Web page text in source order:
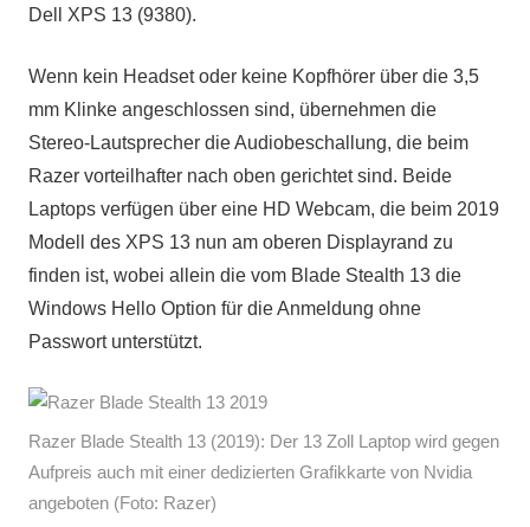
Dell XPS 13 (9380).
Wenn kein Headset oder keine Kopfhörer über die 3,5
mm Klinke angeschlossen sind, übernehmen die
Stereo-Lautsprecher die Audiobeschallung, die beim
Razer vorteilhafter nach oben gerichtet sind. Beide
Laptops verfügen über eine HD Webcam, die beim 2019
Modell des XPS 13 nun am oberen Displayrand zu
finden ist, wobei allein die vom Blade Stealth 13 die
Windows Hello Option für die Anmeldung ohne
Passwort unterstützt.
Razer Blade Stealth 13 (2019): Der 13 Zoll Laptop wird gegen
Aufpreis auch mit einer dedizierten Grafikkarte von Nvidia
angeboten (Foto: Razer)